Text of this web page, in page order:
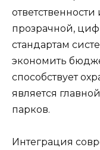
прозрачной,
стандартам
экономить
способствует
является
парков.
Интеграция